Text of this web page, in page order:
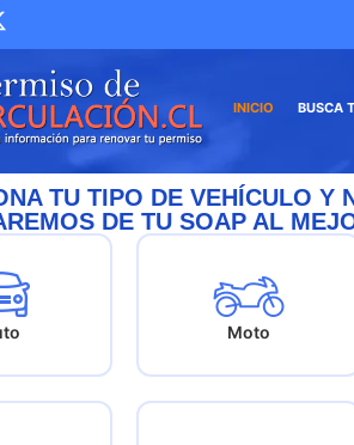
INICIO BUSCA
TU TIPO DE VEHÍCULO Y
DE TU SOAP AL
Moto